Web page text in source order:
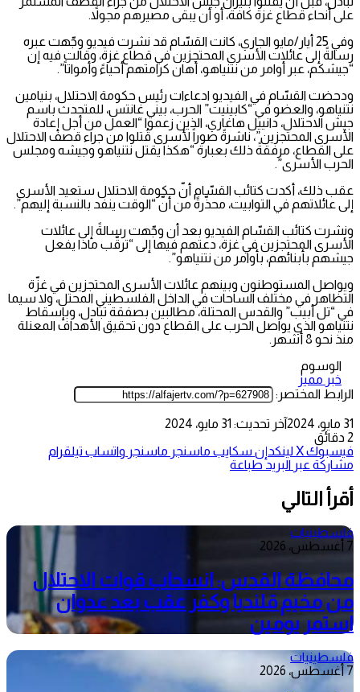
على أنحاء قطاع غزة كافة، أو أن يبقى مصيرهم مجولاً.
وفي 25 أيار/مايو الجاري، كانت القسّام قد نشرت فيديو وجّهت عبره
رسالةً إلى عائلات الأسرى المحتجزين في قطاع غزة، وقالت فيه إن
“جيشكم، عبر أوامر من نتنياهو، أهان كرامتهم أحياءً وأمواتاً”.
ودحضت القسّام في الفيديو ادعاءات رئيس حكومة الاحتلال، بنيامين
نتنياهو، والعضو في “كابينيت” الحرب، بيني غانتس، للمتحدث باسم
جيش الاحتلال، دانييل هاغاري، الذين زعموا “العمل من أجل إعادة
الأسرى المحتجزين”، ناشرةً صوراً لأسرى قُتلوا من جراء قصف الاحتلال
على القطاع، مرفقةً ذلك بعبارة “هكذا يقتل نتنياهو وجيشه ومجلس
الحرب الأسرى”.
عقب ذلك، أكدت كتائب القسّام أنّ حكومة الاحتلال ستعيد الأسرى
إلى عائلاتهم في التوابيت، محذّرةً من أنّ “الوقت ينفد بالنسبة إليهم”.
ونشرت كتائب القسّام الفيديو بعد أن وجّهت رسالةً إلى عائلات
الأسرى المحتجزين في غزة، دعتهم فيها إلى “ترقّب ماذا يفعل
جيشهم بأبنائهم، بأوامر من نتنياهو”.
ويواصل المستوطنون وبينهم عائلات الأسرى المحتجزين في غزّة
التظاهر في مختلف الساحات في الداخل الفلسطيني المحتل، ولا سيما
في “تل أبيب” والقدس المحتلة، مطالبين بصفقة تبادل، وبإسقاط
نتنياهو الذي يواصل الحرب على القطاع دون تحقيق الأهداف المعنلة
منذ نحو 8 أشهر.
الوسوم
خبر مميز
الرابط المختصر:
31 مايو، 2024
آخر تحديث: 31 مايو، 2024
2 دقائق
فيسبوك‫Xلينكدإن سكايب ماسنجر ماسنجر واتساب تيلقرام
مشاركة عبر البريد طباعة
أقرأ التالي
فلسطينيات
7 أغسطس، 2026
محافظة القدس: انسحاب قوات الاحتلال
من مخيم قلنديا وكفر عقب بعد عدوان
استمر يومين
فلسطينيات
7 أغسطس، 2026